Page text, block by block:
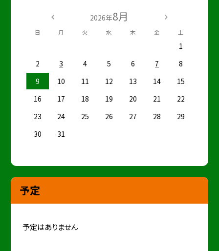
2026年8月
日 月 火 水 木 金 土
1
2
3 4 5 6 7
8
9
10 11 12 13 14
15
16
17 18 19 20 21
22
23
24 25 26 27 28
29
30
31
予定
予定はありません